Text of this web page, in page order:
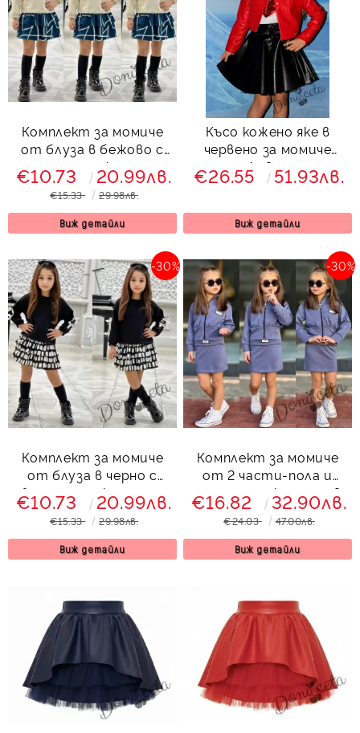
Комплект за момиче
от блуза в бежово с
черни панделки и пола
на етажи в тюркоаз
на линии Моника
€10.73 20.99лв.
€15.33 29.98лв.
Виж детайли
Късо кожено яке в
червено за момиче
Дивна
€26.55 51.93лв.
Виж детайли
Комплект за момиче
от блуза в черно с
бели панделки и пола
на етажи в черно с
бели фигурки Моника
-30%
€10.73 20.99лв.
€15.33 29.98лв.
Виж детайли
Комплект за момиче
от 2 части-пола и
спортно сако с цип в
сиво Лейла
-30%
€16.82 32.90лв.
€24.03 47.00лв.
Виж детайли